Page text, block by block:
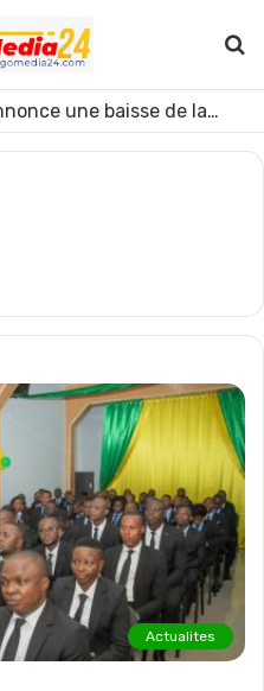
Ghana : le COCOBOD annonce une baisse de la production de cacao pour la campagne 2026-2027
Actualites